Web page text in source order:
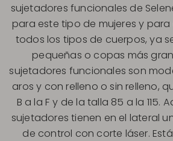
sujetadores funcionales de
para este tipo de mujeres y
todos los tipos de cuerpos, ya
pequeñas o copas más
sujetadores funcionales son
aros y con relleno o sin relleno,
B a la F y de la talla 85 a la 115.
sujetadores tienen en el lateral
de control con corte láser.